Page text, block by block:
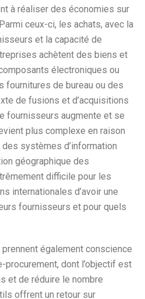
à réaliser des économies sur
ceux-ci, les achats, avec la
et la capacité de
achètent des biens et
électroniques ou
fournitures de bureau ou des
de fusions et d’acquisitions
fournisseurs augmente et se
plus complexe en raison
systèmes d’information
géographique des
difficile pour les
internationales d’avoir une
fournisseurs et pour quels
également conscience
dont l’objectif est
et de réduire le nombre
offrent un retour sur